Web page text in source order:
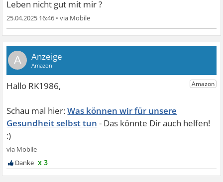
Leben nicht gut mit mir ?
25.04.2025 16:46 •
A
Was können wir für unsere
Gesundheit selbst tun
x 3